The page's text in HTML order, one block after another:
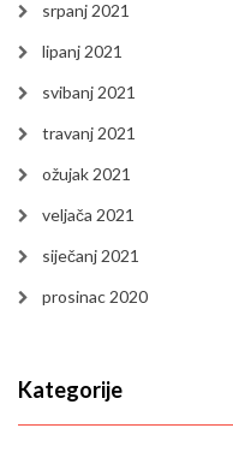
srpanj 2021
lipanj 2021
svibanj 2021
travanj 2021
ožujak 2021
veljača 2021
siječanj 2021
prosinac 2020
Kategorije